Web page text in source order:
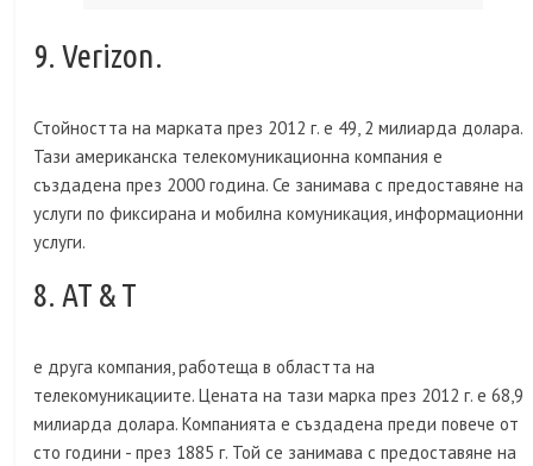
9. Verizon.
Стойността на марката през 2012 г. е 49, 2 милиарда долара.
Тази американска телекомуникационна компания е
създадена през 2000 година. Се занимава с предоставяне на
услуги по фиксирана и мобилна комуникация, информационни
услуги.
8. AT & T
е друга компания, работеща в областта на
телекомуникациите. Цената на тази марка през 2012 г. е 68,9
милиарда долара. Компанията е създадена преди повече от
сто години - през 1885 г. Той се занимава с предоставяне на